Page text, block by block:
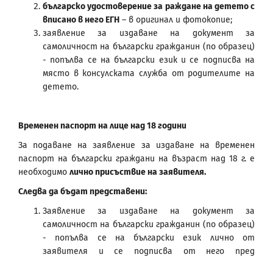
българско удостоверение за раждане на детето с
вписано в него ЕГН – в оригинал и фотокопие;
заявление за издаване на документ за
самоличност на български гражданин (по образец)
- попълва се на български език и се подписва на
място в консулската служба от родителите на
детето.
Временен паспорт на лице над 18 години
За подаване на заявление за издаване на временен
паспорт на български граждани на възраст над 18 г. е
необходимо лично присъствие на заявителя.
Следва да бъдат представени:
Заявление за издаване на документ за
самоличност на български гражданин (по образец)
- попълва се на български език лично от
заявителя и се подписва от него пред